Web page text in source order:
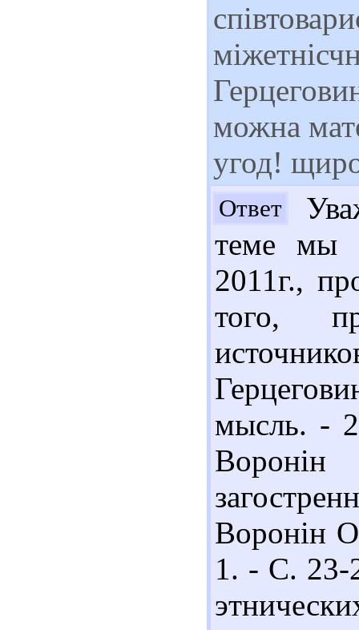
можна
угод!
Ответ
теме мы
2011г.,
того,
мысль. -
Воронін
1. - С. 23-